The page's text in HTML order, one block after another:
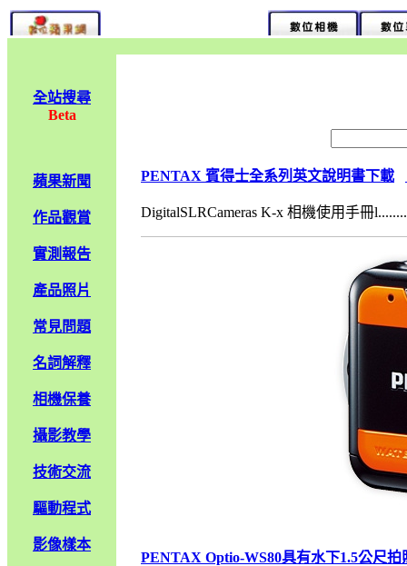
全站搜尋
Beta
蘋果新聞
作品觀賞
實測報告
產品照片
常見問題
名詞解釋
相機保養
攝影教學
技術交流
驅動程式
影像樣本
PENTAX 賓得士全系列英文說明書下載
DigitalSLRCameras K-x 相機使用手冊l........
PENTAX Optio-WS80具有水下1.5公尺拍